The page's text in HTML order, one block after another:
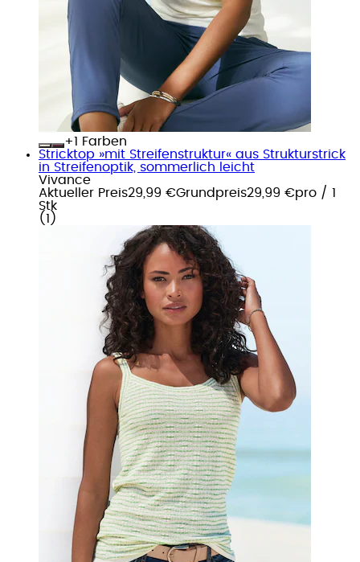
+
Farben
Stricktop »mit Streifenstruktur« aus Strukturstrick
in Streifenoptik, sommerlich leicht
Vivance
Aktueller Preis29,99 €Grundpreis29,99 €pro / 1
Stk
( 1 )